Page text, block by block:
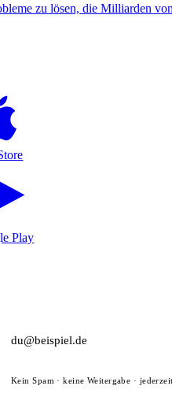
zu lösen, die Milliarden
Play
Kein Spam · keine Weitergabe ·